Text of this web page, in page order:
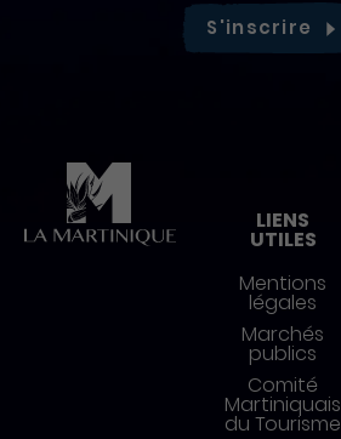
S'inscrire
LIENS
UTILES
Mentions
légales
Marchés
publics
Comité
Martiniquais
du Tourisme